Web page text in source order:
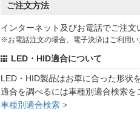
ご注文方法
インターネット及びお電話でご注文
※お電話注文の場合、電子決済はご利用い
LED・HID適合について
LED・HID製品はお車に合った形状
適合を調べるには車種別適合検索を
車種別適合検索 >